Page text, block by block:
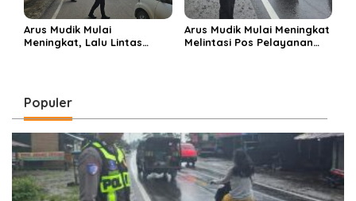
Arus Mudik Mulai
Meningkat, Lalu Lintas
Arus Mudik Mulai Meningkat
Melintasi Pos Pelayanan
Populer